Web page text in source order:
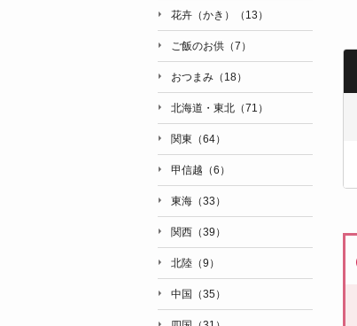
花卉（かき）（13）
ご飯のお供（7）
おつまみ（18）
北海道・東北（71）
関東（64）
甲信越（6）
東海（33）
関西（39）
北陸（9）
中国（35）